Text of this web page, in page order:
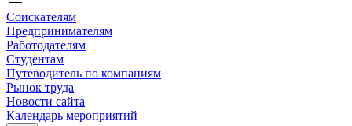
Соискателям
Предпринимателям
Работодателям
Студентам
Путеводитель по компаниям
Рынок труда
Новости сайта
Календарь мероприятий